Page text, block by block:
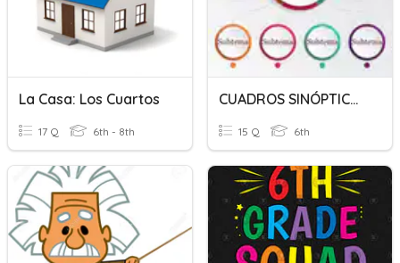
La Casa: Los Cuartos
17 Q 6th - 8th
CUADROS SINÓPTICOS Y ESQUEMAS
15 Q 6th